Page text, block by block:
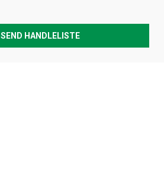
SEND HANDLELISTE